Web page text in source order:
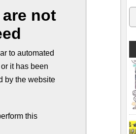
not
to automated
it has been
by the website
this